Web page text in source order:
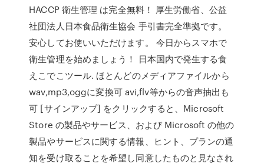
HACCP 衛生管理 は完全無料！ 厚生労働省、公益
社団法人日本食品衛生協会 手引書完全準拠です。
安心してお使いいただけます。 今日からスマホで
衛生管理を始めましょう！ 日本国内で発生する食
えこでこツール. ほとんどのメディアファイルから
wav,mp3,oggに変換可 avi,flv等からの音声抽出も
可 [サインアップ] をクリックすると、Microsoft
Store の製品やサービス、および Microsoft の他の
製品やサービスに関する情報、ヒント、プランの通
知を受け取ることを希望し同意したものと見なされ